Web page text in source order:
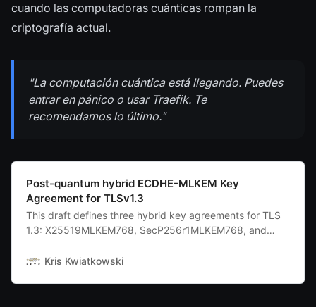
cuando las computadoras cuánticas rompan la
criptografía actual.
"La computación cuántica está llegando. Puedes
entrar en pánico o usar Traefik. Te
recomendamos lo último."
Post-quantum hybrid ECDHE-MLKEM Key
Agreement for TLSv1.3
This draft defines three hybrid key agreements for TLS
1.3: X25519MLKEM768, SecP256r1MLKEM768, and
KEM with an elliptic curve Diffie-Hellman (ECDHE).
Kris Kwiatkowski